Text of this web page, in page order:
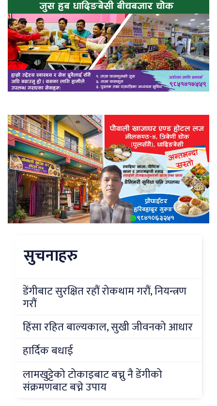
सुचनाहरु
डेंगीबाट सुरक्षित रहौं रोकथाम गरौं, नियन्त्रण
गरौं
हिंसा रहित बाल्यकाल, सुखी जीवनको आधार
हार्दिक बधाई
लामखुट्टेको टोकाइबाट बच्नु नै डेंगीको
संक्रमणबाट बच्ने उपाय